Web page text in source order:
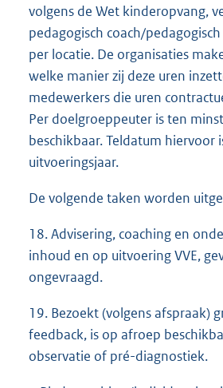
volgens de Wet kinderopvang,
pedagogisch coach/
per locatie. De organisaties
welke manier zij deze uren
medewerkers die uren
Per doelgroeppeuter is ten
beschikbaar. Teldatum hiervoor
uitvoeringsjaar.
De volgende taken worden
18. Advisering, coaching en
inhoud en op uitvoering VVE,
ongevraagd.
19. Bezoekt (volgens afspraak)
feedback, is op afroep
observatie of pré-diagnostiek.